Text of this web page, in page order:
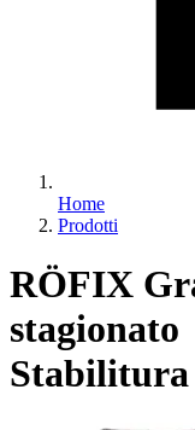
Home
Prodotti
RÖFIX
stagionato
Stabilitura